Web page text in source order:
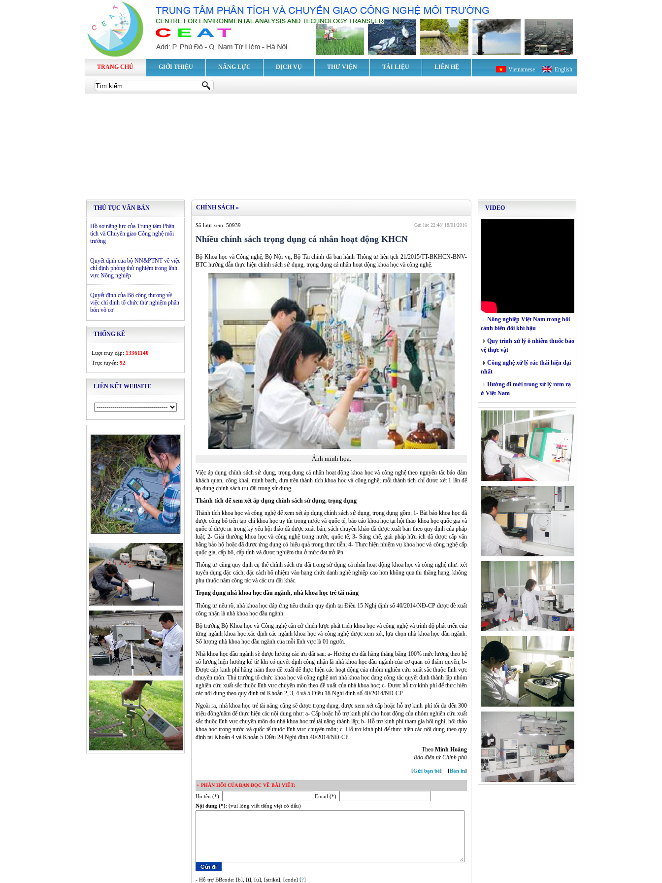
TRANG CHỦ GIỚI THIỆU NĂNG LỰC DỊCH VỤ THƯ VIỆN TÀI LIỆU LIÊN HỆ English
Vietnamese
THỦ TỤC VĂN BẢN
Hồ sơ năng lực của Trung tâm Phân
tích và Chuyển giao Công nghệ môi
trường
Quyết định của bộ NN&PTNT về việc
chỉ định phòng thử nghiệm trong lĩnh
vực Nông nghiệp
Quyết định của Bộ công thương về
việc chỉ định tổ chức thử nghiệm phân
bón vô cơ
THỐNG KÊ
Lượt truy cập: 13361140
Trực tuyến: 92
LIÊN KẾT WEBSITE
CHÍNH SÁCH »
Số lượt xem: 50939 Gửi lúc 22:48' 18/01/2016
Nhiều chính sách trọng dụng cá nhân hoạt động KHCN
Bộ Khoa học và Công nghệ, Bộ Nội vụ, Bộ Tài chính đã ban hành Thông tư liên tịch 21/2015/TT-BKHCN-BNV-
BTC hướng dẫn thực hiện chính sách sử dụng, trọng dụng cá nhân hoạt động khoa học và công nghệ.
Ảnh minh họa.
Việc áp dụng chính sách sử dụng, trọng dụng cá nhân hoạt động khoa học và công nghệ theo nguyên tắc bảo đảm
khách quan, công khai, minh bạch, dựa trên thành tích khoa học và công nghệ; mỗi thành tích chỉ được xét 1 lần để
áp dụng chính sách ưu đãi trong sử dụng.
Thành tích để xem xét áp dụng chính sách sử dụng, trọng dụng
Thành tích khoa học và công nghệ để xem xét áp dụng chính sách sử dụng, trọng dụng gồm: 1- Bài báo khoa học đã
được công bố trên tạp chí khoa học uy tín trong nước và quốc tế; báo cáo khoa học tại hội thảo khoa học quốc gia và
quốc tế được in trong kỷ yếu hội thảo đã được xuất bản; sách chuyên khảo đã được xuất bản theo quy định của pháp
luật; 2- Giải thưởng khoa học và công nghệ trong nước, quốc tế; 3- Sáng chế, giải pháp hữu ích đã được cấp văn
bằng bảo hộ hoặc đã được ứng dụng có hiệu quả trong thực tiễn; 4- Thực hiện nhiệm vụ khoa học và công nghệ cấp
quốc gia, cấp bộ, cấp tỉnh và được nghiệm thu ở mức đạt trở lên.
Thông tư cũng quy định cụ thể chính sách ưu đãi trong sử dụng cá nhân hoạt động khoa học và công nghệ như: xét
tuyển dụng đặc cách; đặc cách bổ nhiệm vào hạng chức danh nghề nghiệp cao hơn không qua thi thăng hạng, không
phụ thuộc năm công tác và các ưu đãi khác.
Trọng dụng nhà khoa học đầu ngành, nhà khoa học trẻ tài năng
Thông tư nêu rõ, nhà khoa học đáp ứng tiêu chuẩn quy định tại Điều 15 Nghị định số 40/2014/NĐ-CP được đề xuất
công nhận là nhà khoa học đầu ngành.
Bộ trưởng Bộ Khoa học và Công nghệ căn cứ chiến lược phát triển khoa học và công nghệ và trình độ phát triển của
từng ngành khoa học xác định các ngành khoa học và công nghệ được xem xét, lựa chọn nhà khoa học đầu ngành.
Số lượng nhà khoa học đầu ngành của mỗi lĩnh vực là 01 người.
Nhà khoa học đầu ngành sẽ được hưởng các ưu đãi sau: a- Hưởng ưu đãi hàng tháng bằng 100% mức lương theo hệ
số lương hiện hưởng kể từ khi có quyết định công nhận là nhà khoa học đầu ngành của cơ quan có thẩm quyền; b-
Được cấp kinh phí hằng năm theo đề xuất để thực hiện các hoạt động của nhóm nghiên cứu xuất sắc thuộc lĩnh vực
chuyên môn. Thủ trưởng tổ chức khoa học và công nghệ nơi nhà khoa học đang công tác quyết định thành lập nhóm
nghiên cứu xuất sắc thuộc lĩnh vực chuyên môn theo đề xuất của nhà khoa học; c- Được hỗ trợ kinh phí để thực hiện
các nội dung theo quy định tại Khoản 2, 3, 4 và 5 Điều 18 Nghị định số 40/2014/NĐ-CP.
Ngoài ra, nhà khoa học trẻ tài năng cũng sẽ được trọng dụng, được xem xét cấp hoặc hỗ trợ kinh phí tối đa đến 300
triệu đồng/năm để thực hiện các nội dung như: a- Cấp hoặc hỗ trợ kinh phí cho hoạt động của nhóm nghiên cứu xuất
sắc thuộc lĩnh vực chuyên môn do nhà khoa học trẻ tài năng thành lập; b- Hỗ trợ kinh phí tham gia hội nghị, hội thảo
khoa học trong nước và quốc tế thuộc lĩnh vực chuyên môn; c- Hỗ trợ kinh phí để thực hiện các nội dung theo quy
định tại Khoản 4 và Khoản 5 Điều 24 Nghị định 40/2014/NĐ-CP.
Theo Minh Hoàng
Báo điện tử Chính phủ
[Gửi bạn bè] [Bản in]
+ PHẢN HỒI CỦA BẠN ĐỌC VỀ BÀI VIẾT:
Họ tên (*):
Email (*):
Nội dung (*): (vui lòng viết tiếng việt có dấu)
- Hỗ trợ BBcode: [b], [i], [u], [strike], [code] [?]
VIDEO
Nông nghiệp Việt Nam trong bối
cảnh biến đổi khí hậu
Quy trình xử lý ô nhiễm thuốc bảo
vệ thực vật
Công nghệ xử lý rác thải hiện đại
nhất
Hướng đi mới trong xử lý rơm rạ
ở Việt Nam